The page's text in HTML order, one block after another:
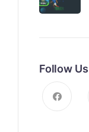
Follow Us